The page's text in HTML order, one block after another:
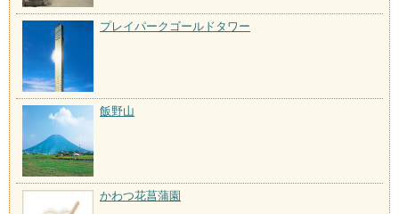
プレイパークゴールドタワー
飯野山
かわつ花菖蒲園